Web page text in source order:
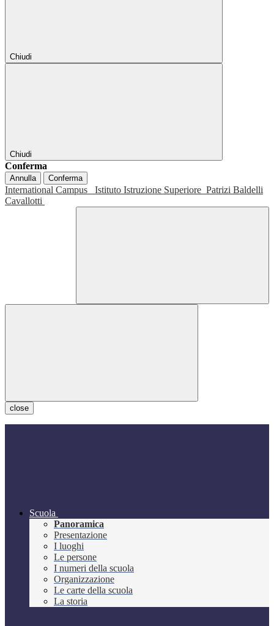
Chiudi
Chiudi
Conferma
Annulla Conferma
International Campus Istituto Istruzione Superiore Patrizi Baldelli
Cavallotti
close
Scuola
Panoramica
Presentazione
I luoghi
Le persone
I numeri della scuola
Organizzazione
Le carte della scuola
La storia